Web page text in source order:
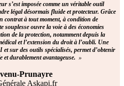
s’est imposée comme un véritable outil
légal désormais fluide et protecteur. Grâce
contrat à tout moment, à condition de
souplesse ouvre la voie à des économies
de la protection, notamment depuis la
et l’extension du droit à l’oubli. Une
sur des outils spécialisés, permet d’obtenir
durablement avantageuse. »
Prunayre
Askapi.fr